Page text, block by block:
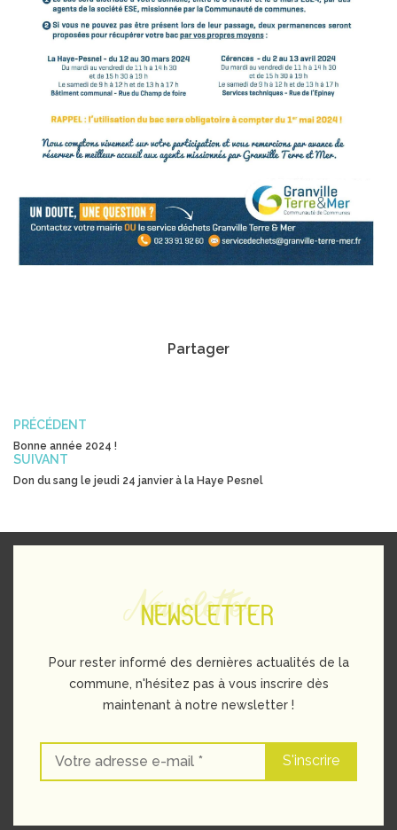
Partager
PRÉCÉDENT
Bonne année 2024 !
SUIVANT
Don du sang le jeudi 24 janvier à la Haye Pesnel
Newsletter
NEWSLETTER
Pour rester informé des dernières actualités de la
commune, n'hésitez pas à vous inscrire dès
maintenant à notre newsletter !